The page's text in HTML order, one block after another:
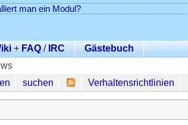
man ein Modul?
+ FAQ /IRC
Gästebuch
suchen Verhaltensrichtlinien